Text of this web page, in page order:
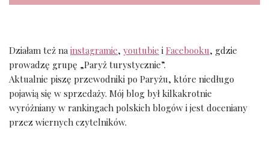
Działam też nainstagramie, youtubie i Facebooku, gdzie
prowadzę grupę „Paryż turystycznie”.
Aktualnie piszę przewodniki po Paryżu, które niedługo
pojawią się w sprzedaży. Mój blog był kilkakrotnie
wyróżniany w rankingach polskich blogów i jest doceniany
przez wiernych czytelników.